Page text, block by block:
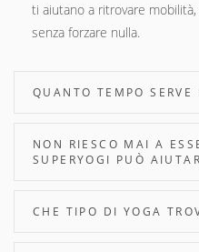
ti aiutano a ritrovare
senza forzare nulla.
QUANTO TEMPO
NON RIESCO MAI A
SUPERYOGI PUÒ
CHE TIPO DI YOGA